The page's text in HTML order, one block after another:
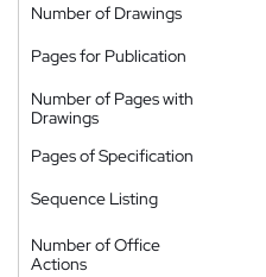
Number of Drawings
Pages for Publication
Number of Pages with
Drawings
Pages of Specification
Sequence Listing
Number of Office
Actions